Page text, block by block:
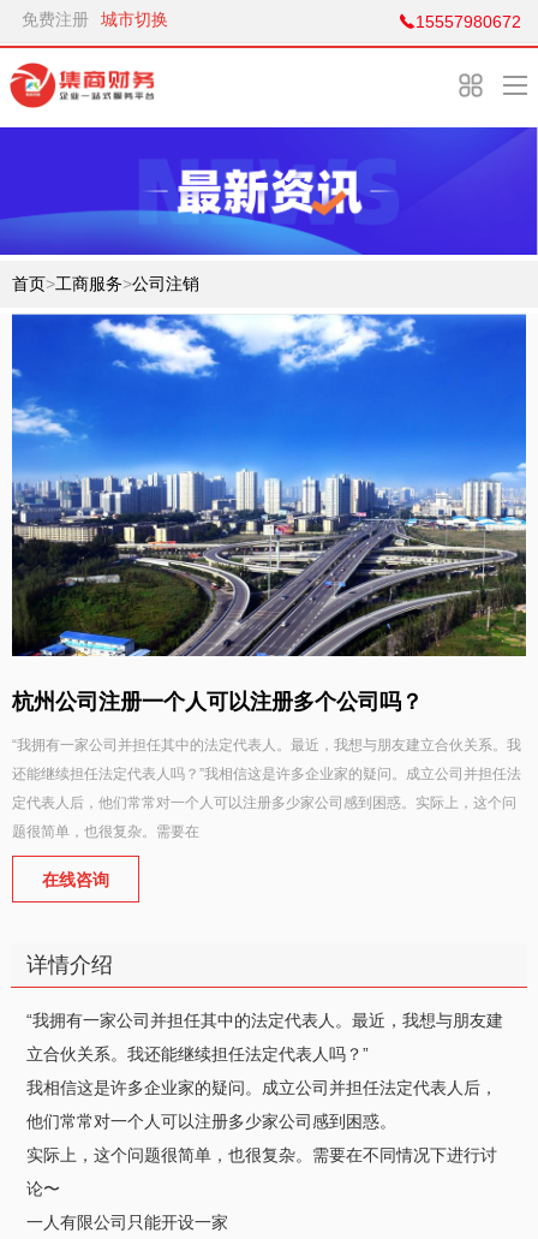
免费注册 城市切换 15557980672
首页>工商服务>公司注销
杭州公司注册一个人可以注册多个公司吗？
“我拥有一家公司并担任其中的法定代表人。最近，我想与朋友建立合伙关系。我
还能继续担任法定代表人吗？”我相信这是许多企业家的疑问。成立公司并担任法
定代表人后，他们常常对一个人可以注册多少家公司感到困惑。实际上，这个问
题很简单，也很复杂。需要在
在线咨询
详情介绍
“我拥有一家公司并担任其中的法定代表人。最近，我想与朋友建
立合伙关系。我还能继续担任法定代表人吗？”
我相信这是许多企业家的疑问。成立公司并担任法定代表人后，
他们常常对一个人可以注册多少家公司感到困惑。
实际上，这个问题很简单，也很复杂。需要在不同情况下进行讨
论〜
一人有限公司只能开设一家